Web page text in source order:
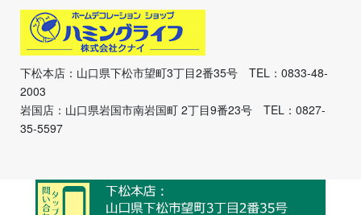
下松本店：山口県下松市望町3丁目2番35号 TEL：0833-48-
2003
岩国店：山口県岩国市南岩国町 2丁目9番23号 TEL：0827-
35-5597